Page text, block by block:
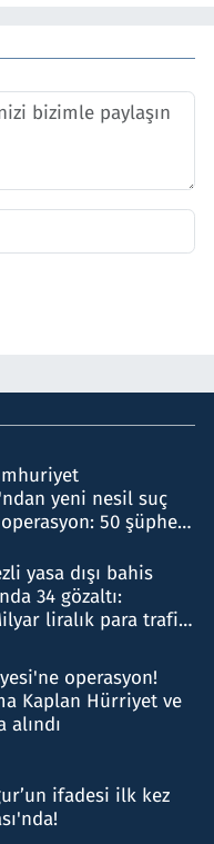
yeni nesil suç
50 şüpheli
yasa dışı bahis
34 gözaltı:
liralık para trafiği
operasyon!
Kaplan Hürriyet ve
alındı
ifadesi ilk kez